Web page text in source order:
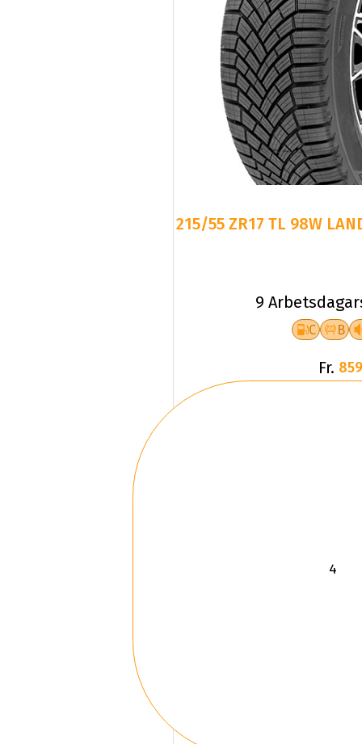
215/55 ZR17 TL 98W
9
C B
Fr.